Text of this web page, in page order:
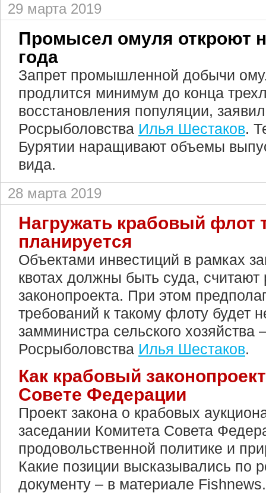
29 марта 2019
Промысел омуля откроют
года
Запрет промышленной добычи
продлится минимум до конца
восстановления популяции,
Росрыболовства Илья Шестаков.
Бурятии наращивают объемы
вида.
28 марта 2019
Нагружать крабовый флот
планируется
Объектами инвестиций в рамках
квотах должны быть суда, считают
законопроекта. При этом
требований к такому флоту будет
замминистра сельского хозяйства
Росрыболовства Илья Шестаков.
Как крабовый
Совете Федерации
Проект закона о крабовых
заседании Комитета Совета
продовольственной политике и
Какие позиции высказывались по
документу – в материале Fishnews.